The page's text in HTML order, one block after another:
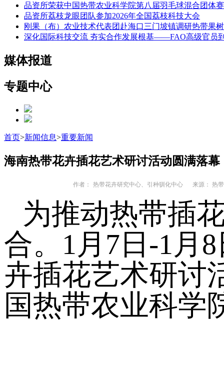
品资所荣获中国热带农业科学院第八届羽毛球混合团体
品资所荔枝龙眼团队参加2026年全国荔枝科技大会
刚果（布）农业技术代表团赴海口三门坡镇调研热带果
深化国际科技交流 夯实合作发展根基——FAO高级官员
媒体报道
专题中心
首页>新闻信息>重要新闻
海南热带花卉插花艺术研讨活动圆满落幕
作者： 热带花卉研究中心、引种驯化中心 来源： 热带
为推动热带插
合。1月7日-1月
卉插花艺术研讨
国热带农业科学